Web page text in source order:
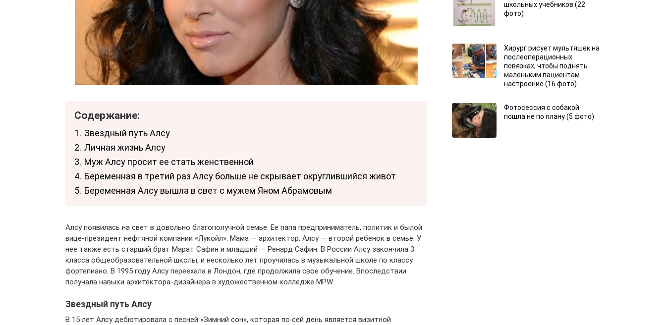
Содержание:
1. Звездный путь Алсу
2. Личная жизнь Алсу
3. Муж Алсу просит ее стать женственной
4. Беременная в третий раз Алсу больше не скрывает округлившийся живот
5. Беременная Алсу вышла в свет с мужем Яном Абрамовым
Алсу появилась на свет в довольно благополучной семье. Ее папа предприниматель, политик и былой
вице-президент нефтяной компании «Лукойл». Мама — архитектор. Алсу — второй ребенок в семье. У
нее также есть старший брат Марат Сафин и младший — Ренард Сафин. В России Алсу закончила 3
класса общеобразовательной школы, и несколько лет проучилась в музыкальной школе по классу
фортепиано. В 1995 году Алсу переехала в Лондон, где продолжила свое обучение. Впоследствии
получала навыки архитектора-дизайнера в художественном колледже MPW.
Звездный путь Алсу
В 15 лет Алсу дебютировала с песней «Зимний сон», которая по сей день является визитной
школьных учебников (22
фото)
Хирург рисует мультяшек на
послеоперационных
повязках, чтобы поднять
маленьким пациентам
настроение (16 фото)
Фотосессия с собакой
пошла не по плану (5 фото)